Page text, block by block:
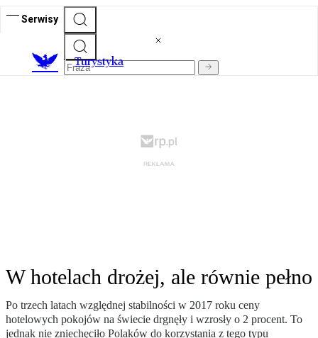
Serwisy
Turystyka
W hotelach drożej, ale równie pełno
Po trzech latach względnej stabilności w 2017 roku ceny
hotelowych pokojów na świecie drgnęły i wzrosły o 2 procent. To
jednak nie zniechęciło Polaków do korzystania z tego typu